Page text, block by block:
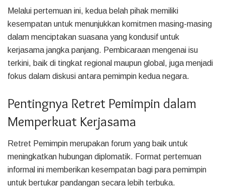
Melalui pertemuan ini, kedua belah pihak memiliki
kesempatan untuk menunjukkan komitmen masing-masing
dalam menciptakan suasana yang kondusif untuk
kerjasama jangka panjang. Pembicaraan mengenai isu
terkini, baik di tingkat regional maupun global, juga menjadi
fokus dalam diskusi antara pemimpin kedua negara.
Pentingnya Retret Pemimpin dalam
Memperkuat Kerjasama
Retret Pemimpin merupakan forum yang baik untuk
meningkatkan hubungan diplomatik. Format pertemuan
informal ini memberikan kesempatan bagi para pemimpin
untuk bertukar pandangan secara lebih terbuka.